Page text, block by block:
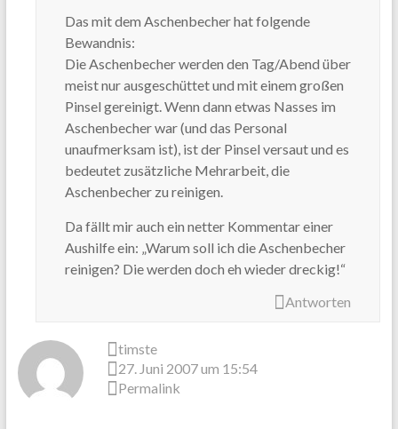
Das mit dem Aschenbecher hat folgende
Bewandnis:
Die Aschenbecher werden den Tag/Abend über
meist nur ausgeschüttet und mit einem großen
Pinsel gereinigt. Wenn dann etwas Nasses im
Aschenbecher war (und das Personal
unaufmerksam ist), ist der Pinsel versaut und es
bedeutet zusätzliche Mehrarbeit, die
Aschenbecher zu reinigen.
Da fällt mir auch ein netter Kommentar einer
Aushilfe ein: „Warum soll ich die Aschenbecher
reinigen? Die werden doch eh wieder dreckig!“
Antworten
timste
27. Juni 2007 um 15:54
Permalink